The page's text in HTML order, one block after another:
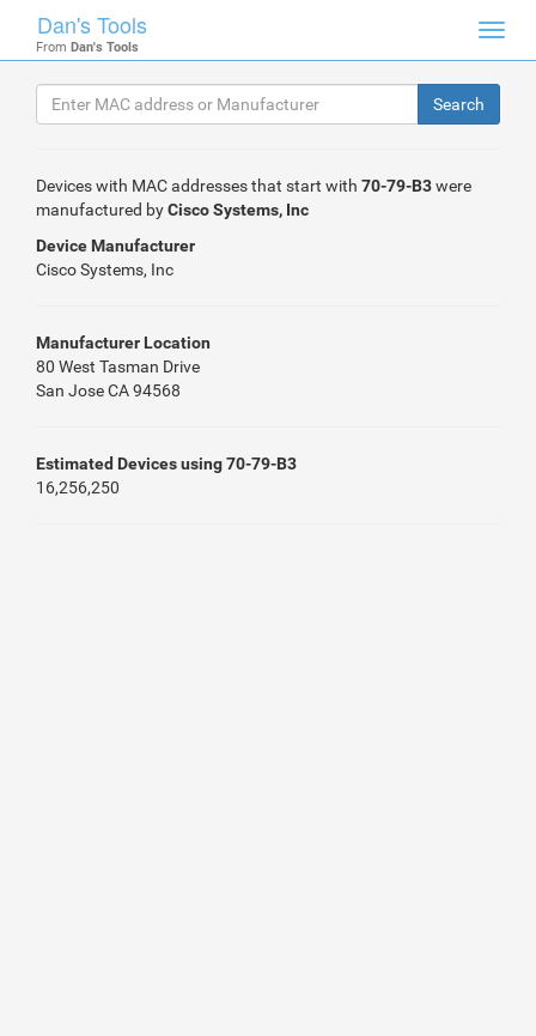
Dan's Tools
From Dan's Tools
Devices with MAC addresses that start with 70-79-B3were
manufactured byCisco Systems, Inc
Device Manufacturer
Cisco Systems, Inc
Manufacturer Location
80 West Tasman Drive
San Jose CA 94568
Estimated Devices using 70-79-B3
16,256,250